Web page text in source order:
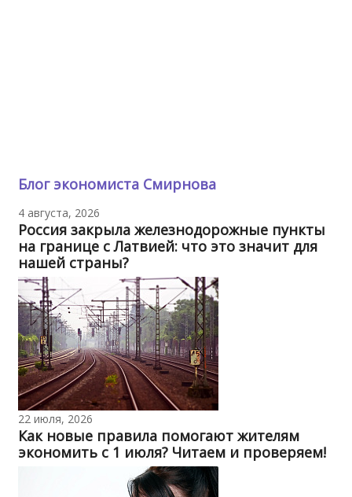
Блог экономиста Смирнова
4 августа, 2026
Россия закрыла железнодорожные пункты
на границе с Латвией: что это значит для
нашей страны?
22 июля, 2026
Как новые правила помогают жителям
экономить с 1 июля? Читаем и проверяем!